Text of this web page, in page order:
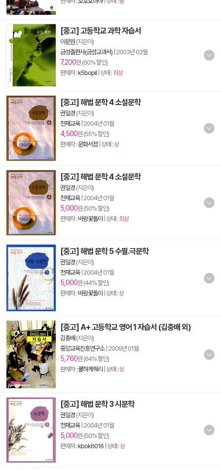
[중고] 고등학교 과학 자습서
이문원 (지은이)
금성출판사(금성교과서) 2003년 02월
7,200원 (60% 할인)
판매자 :k5bopil | 상태 :최상
[중고] 해법 문학 4 소설문학
권일경 (지은이)
천재교육| 2004년 01월
4,500원 (55% 할인)
판매자 :문화서점 | 상태 :상
[중고] 해법 문학 4 소설문학
권일경 (지은이)
천재교육| 2004년 01월
5,000원 (50% 할인)
판매자 :바람꽃돌이 | 상태 :최상
[중고] 해법 문학 5 수필.극문학
권일경 (지은이)
천재교육| 2004년 01월
5,000원 (44% 할인)
판매자 :바람꽃돌이 | 상태 :상
[중고] A+ 고등학교 영어 1 자습서 (김충배 외)
김충배 (지은이)
중앙교육진흥연구소| 2009년 01월
5,760원 (64% 할인)
판매자 :쿨하게쒀리 | 상태 :상
[중고] 해법 문학 3 시문학
권일경 (지은이)
천재교육| 2004년 01월
5,000원 (50% 할인)
판매자 :kbok6016 | 상태 :상